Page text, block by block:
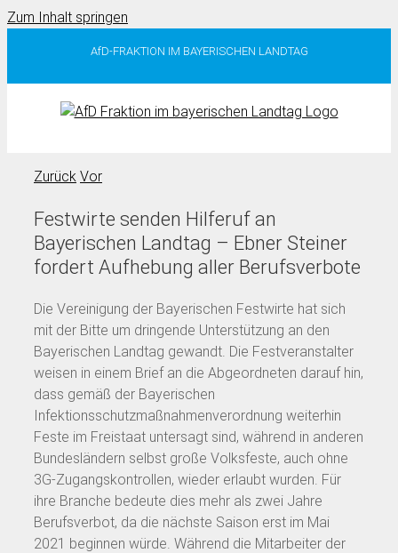
Zum Inhalt springen
AfD-FRAKTION IM BAYERISCHEN LANDTAG
Zurück Vor
Festwirte senden Hilferuf an
Bayerischen Landtag – Ebner Steiner
fordert Aufhebung aller Berufsverbote
Die Vereinigung der Bayerischen Festwirte hat sich
mit der Bitte um dringende Unterstützung an den
Bayerischen Landtag gewandt. Die Festveranstalter
weisen in einem Brief an die Abgeordneten darauf hin,
dass gemäß der Bayerischen
Infektionsschutzmaßnahmenverordnung weiterhin
Feste im Freistaat untersagt sind, während in anderen
Bundesländern selbst große Volksfeste, auch ohne
3G-Zugangskontrollen, wieder erlaubt wurden. Für
ihre Branche bedeute dies mehr als zwei Jahre
Berufsverbot, da die nächste Saison erst im Mai
2021 beginnen würde. Während die Mitarbeiter der